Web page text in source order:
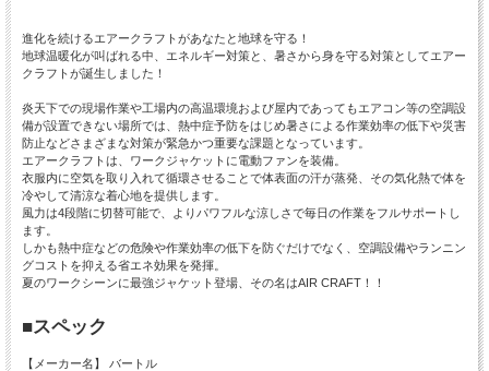
進化を続けるエアークラフトがあなたと地球を守る！
地球温暖化が叫ばれる中、エネルギー対策と、暑さから身を守る対策としてエアー
クラフトが誕生しました！
炎天下での現場作業や工場内の高温環境および屋内であってもエアコン等の空調設
備が設置できない場所では、熱中症予防をはじめ暑さによる作業効率の低下や災害
防止などさまざまな対策が緊急かつ重要な課題となっています。
エアークラフトは、ワークジャケットに電動ファンを装備。
衣服内に空気を取り入れて循環させることで体表面の汗が蒸発、その気化熱で体を
冷やして清涼な着心地を提供します。
風力は4段階に切替可能で、よりパワフルな涼しさで毎日の作業をフルサポートし
ます。
しかも熱中症などの危険や作業効率の低下を防ぐだけでなく、空調設備やランニン
グコストを抑える省エネ効果を発揮。
夏のワークシーンに最強ジャケット登場、その名はAIR CRAFT！！
■スペック
【メーカー名】 バートル